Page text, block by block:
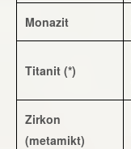
Monazit
Titanit (*)
Zirkon
(metamikt)